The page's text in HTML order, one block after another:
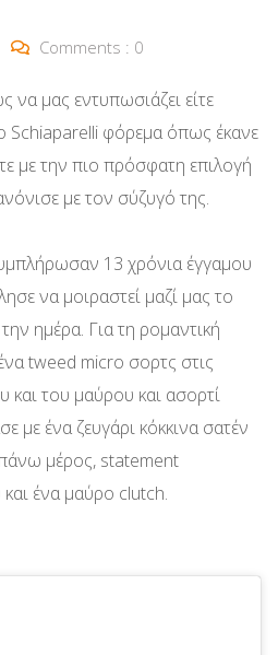
Comments : 0
να μας εντυπωσιάζει είτε
Schiaparelli φόρεμα όπως έκανε
με την πιο πρόσφατη επιλογή
με τον σύζυγό της.
13 χρόνια έγγαμου
να μοιραστεί μαζί μας το
ημέρα. Για τη ρομαντική
tweed micro σορτς στις
και του μαύρου και ασορτί
με ένα ζευγάρι κόκκινα σατέν
μέρος, statement
ένα μαύρο clutch.